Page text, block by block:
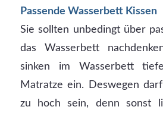
Passende Wasserbett Kissen
Sie sollten unbedingt über
das Wasserbett
sinken im Wasserbett
Matratze ein. Deswegen
zu hoch sein, denn sonst